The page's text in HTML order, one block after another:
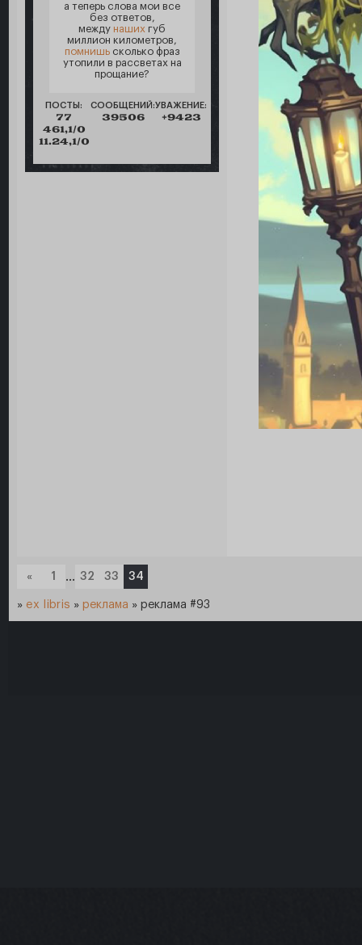
а теперь слова мои все
без ответов,
между наших губ
миллион километров,
помнишьсколько фраз
утопили в рассветах на
прощание?
ПОСТЫ:
77
461,1/0
11.24,1/0
СООБЩЕНИЙ:
39506
УВАЖЕНИЕ:
+9423
« 1 … 32 33 34
» ex libris » реклама » реклама #93